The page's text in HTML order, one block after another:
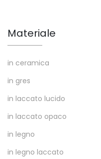
Materiale
in ceramica
in gres
in laccato lucido
in laccato opaco
in legno
in legno laccato